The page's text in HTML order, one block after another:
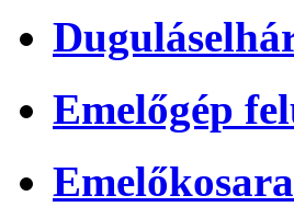
Emelőgép